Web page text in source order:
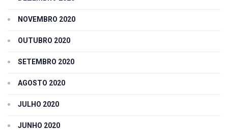
NOVEMBRO 2020
OUTUBRO 2020
SETEMBRO 2020
AGOSTO 2020
JULHO 2020
JUNHO 2020